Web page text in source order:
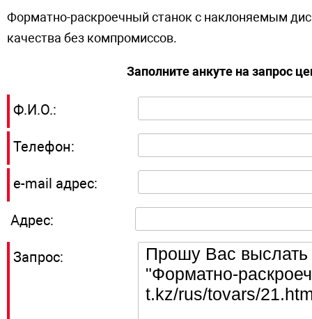
Форматно-раскроечный станок с наклоняемым
качества без компромиссов.
Заполните анкуте на запрос
Ф.И.О.:
Телефон:
e-mail адрес:
Адрес:
Запрос: